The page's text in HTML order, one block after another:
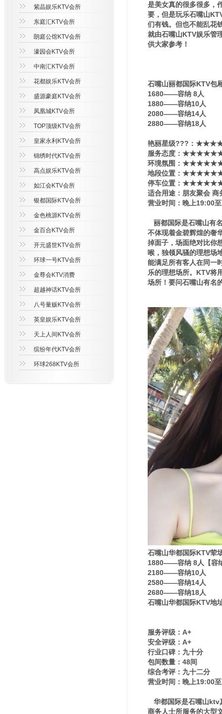
紫晶娱乐KTV会所
东庭汇KTV会所
朗庭公馆KTV会所
濠园会KTV会所
中南汇KTV会所
花都娱乐KTV会所
盛源豪庭KTV会所
凤凰城KTV会所
TOP顶级KTV会所
皇家永利KTV会所
锦绣时代KTV会所
高点娱乐KTV会所
如江会KTV会所
银都国际KTV会所
金色桃源KTV会所
金百合KTV会所
开元盛世KTV会所
环球一号KTV会所
金尊会KTV消费
超越神话KTV会所
八号量贩KTV会所
英皇娱乐KTV会所
天上人间KTV会所
缤纷年代KTV会所
环球268KTV会所
是美女真的很多很多，
要，但是玩乐石嘴山
们有钱。但也不能乱花
就由石嘴山KTV娱乐管
供大家参考！
石嘴山丽都国际KTV包
1680——容纳 8人
1880——容纳10人
2080——容纳14人
2880——容纳18人
艳丽星级???：
服务态度：
环境氛围：
地段位置：
停车位置：
适合用途：朋友聚会 商
营业时间：晚上19:00
丽都国际是石嘴山有
不体现着金碧辉煌的奢
掉面子，场面绝对比你
喉，独领风骚的理想场
能满足所有客人在同一
乐的理想场所。KTV将
场所！要问石嘴山有名
石嘴山华都国际KTV荤
1880——容纳 8人【容
2180——容纳10人
2580——容纳14人
2680——容纳18人
石嘴山华都国际KTV地
服务评级：A+
安全评级：A+
行业口碑：九十分
包间数量：48间
综合考评：九十二分
营业时间：晚上19:00
华都国际是石嘴山ktv
商务人士所服务的大型